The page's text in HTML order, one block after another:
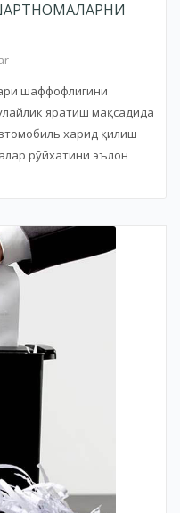
шаффофлигини
яратиш мақсадида
харид қилиш
рўйхатини эълон